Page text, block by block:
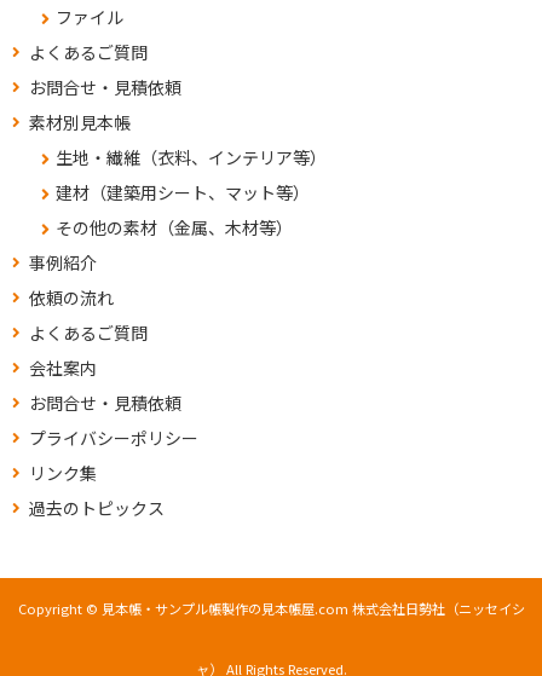
ファイル
よくあるご質問
お問合せ・見積依頼
素材別見本帳
生地・繊維（衣料、インテリア等）
建材（建築用シート、マット等）
その他の素材（金属、木材等）
事例紹介
依頼の流れ
よくあるご質問
会社案内
お問合せ・見積依頼
プライバシーポリシー
リンク集
過去のトピックス
Copyright © 見本帳・サンプル帳製作の見本帳屋.com 株式会社日勢社（ニッセイシ
ャ） All Rights Reserved.